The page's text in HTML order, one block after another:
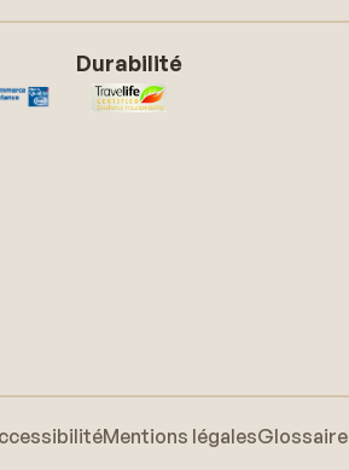
Durabilité
Mentions légalesGlossaire